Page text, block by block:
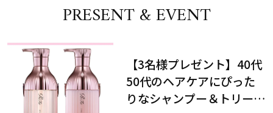
PRESENT & EVENT
【3名様プレゼント】40代
50代のヘアケアにぴった
りなシャンプー＆トリート